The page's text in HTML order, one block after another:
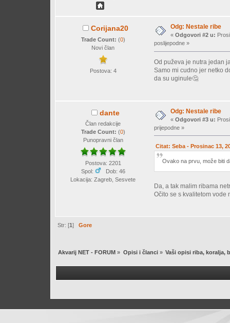
Corijana20
Trade Count: (0)
Novi član
Postova: 4
Odg: Nestale ribe
« Odgovori #2 u:
poslijepodne »
Od puževa je nutra jedan
Samo mi cudno jer netko
da su uginule🤔
dante
Član redakcije
Trade Count: (0)
Punopravni član
Postova: 2201
Spol:
Dob: 46
Lokacija: Zagreb, Sesvete
Odg: Nestale ribe
« Odgovori #3 u:
prijepodne »
Citat: Seba - Prosinac 13,
Ovako na prvu, može biti
Da, a tak malim ribama
Očito se s kvalitetom vode
Str: [1]Gore
Akvarij NET - FORUM » Opisi i članci» Vaši opisi riba, koralja,